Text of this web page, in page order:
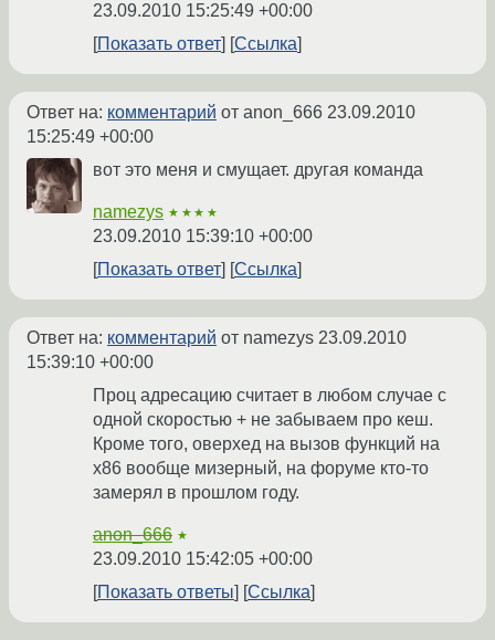
23.09.2010 15:25:49 +00:00
Показать ответ
Ссылка
Ответ на: комментарий от anon_666 23.09.2010
15:25:49 +00:00
вот это меня и смущает. другая команда
namezys ★★★★
23.09.2010 15:39:10 +00:00
Показать ответ
Ссылка
Ответ на: комментарий от namezys 23.09.2010
15:39:10 +00:00
Проц адресацию считает в любом случае с
одной скоростью + не забываем про кеш.
Кроме того, оверхед на вызов функций на
x86 вообще мизерный, на форуме кто-то
замерял в прошлом году.
anon_666 ★
23.09.2010 15:42:05 +00:00
Показать ответы
Ссылка